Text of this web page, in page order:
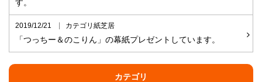
す。
2019/12/21 カテゴリ紙芝居
「つっちー＆のこりん」の幕紙プレゼントしています。
カテゴリ